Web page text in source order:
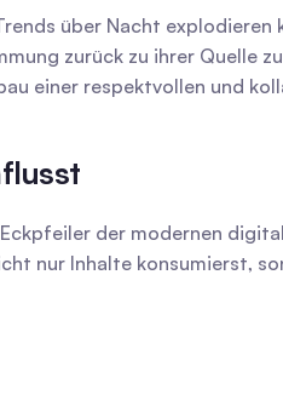
über Nacht explodieren
zurück zu ihrer Quelle
einer respektvollen und
der modernen
nur Inhalte konsumierst,